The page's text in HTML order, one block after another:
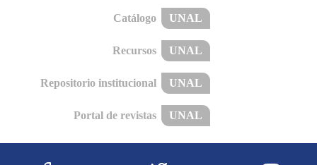
Catálogo UNAL
Recursos UNAL
Repositorio institucional UNAL
Portal de revistas UNAL